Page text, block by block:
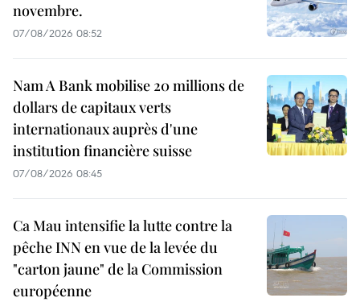
novembre.
07/08/2026 08:52
Nam A Bank mobilise 20 millions de
dollars de capitaux verts
internationaux auprès d'une
institution financière suisse
07/08/2026 08:45
Ca Mau intensifie la lutte contre la
pêche INN en vue de la levée du
"carton jaune" de la Commission
européenne